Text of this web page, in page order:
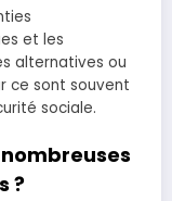
et les
alternatives ou
ce sont souvent
sociale.
?